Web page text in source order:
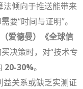
倾向于推送能带来
要“时间与证明”。
爱德曼）《全球信
决策时，对“技术专
20-30%。
关系或缺乏实测证